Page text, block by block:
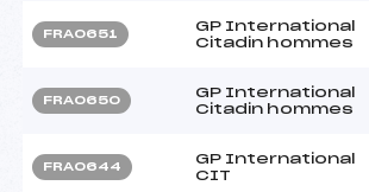
FRA0651
GP International
Citadin hommes
FRA0650
GP International
Citadin hommes
FRA0644
GP International
CIT